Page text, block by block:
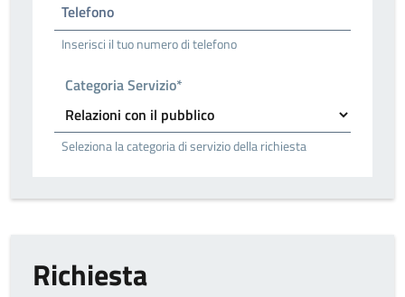
Telefono
Inserisci il tuo numero di telefono
Categoria Servizio*
Seleziona la categoria di servizio della richiesta
Richiesta